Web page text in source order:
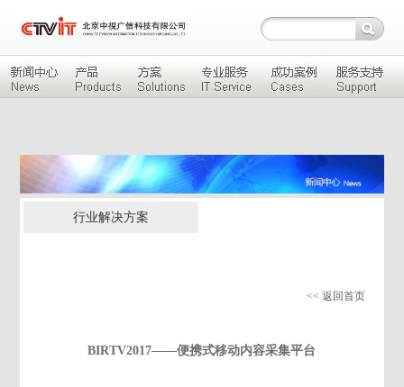
行业解决方案
<< 返回首页
BIRTV2017——便携式移动内容采集平台